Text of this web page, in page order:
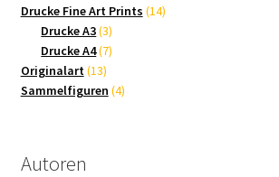
Drucke Fine Art Prints 1414
Drucke A3 33
Produkte
Drucke A4 77
Originalart 1313
Produkte
Sammelfiguren 44
Autoren